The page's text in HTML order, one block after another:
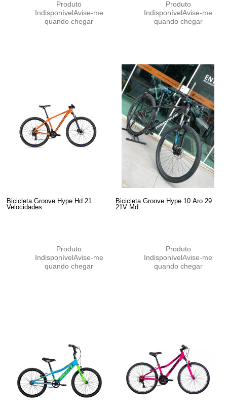
Produto
IndisponívelAvise-me
quando chegar
Produto
IndisponívelAvise-me
quando chegar
Bicicleta Groove Hype Hd 21
Velocidades
Produto
IndisponívelAvise-me
quando chegar
Bicicleta Groove Hype 10 Aro 29
21V Md
Produto
IndisponívelAvise-me
quando chegar